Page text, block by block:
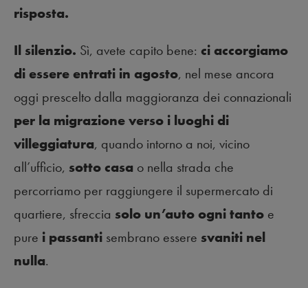
risposta.
Il silenzio. Sì, avete capito bene: ci accorgiamo
di essere entrati in agosto, nel mese ancora
oggi prescelto dalla maggioranza dei connazionali
per la migrazione verso i luoghi di
villeggiatura, quando intorno a noi, vicino
all’ufficio, sotto casa o nella strada che
percorriamo per raggiungere il supermercato di
quartiere, sfreccia solo un’auto ogni tanto e
pure i passanti sembrano essere svaniti nel
nulla.